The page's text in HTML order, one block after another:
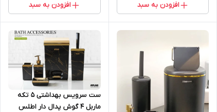
افزودن به سبد افزودن به سبد
ست سرویس بهداشتی ۵ تکه
ماربل ۴ گوش پدال دار اطلس